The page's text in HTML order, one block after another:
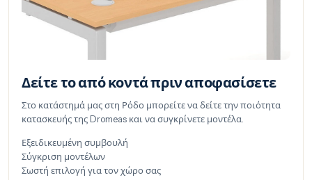
Δείτε το από κοντά πριν αποφασίσετε
Στο κατάστημά μας στη Ρόδο μπορείτε να δείτε την ποιότητα
κατασκευής της Dromeas και να συγκρίνετε μοντέλα.
Εξειδικευμένη συμβουλή
Σύγκριση μοντέλων
Σωστή επιλογή για τον χώρο σας